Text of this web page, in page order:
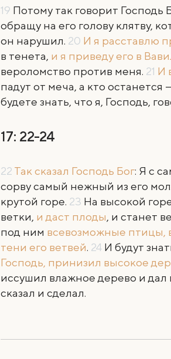
19 Потому так говорит Господь
обращу на его голову клятву,
он нарушил. 20 И я расставлю
в тенета, и я приведу его в
вероломство против меня. 21 И
падут от меча, а кто останется
будете знать, что я, Господь,
17: 22-24
22 Так сказал Господь Бог: Я с
сорву самый нежный из его
крутой горе. 23 На высокой
ветки, и даст плоды, и станет
под ним всевозможные птицы,
тени его ветвей. 24 И будут
Господь, принизил высокое
иссушил влажное дерево и дал
сказал и сделал.